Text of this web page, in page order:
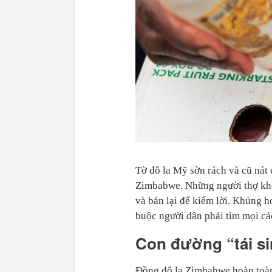
Tờ đô la Mỹ sờn rách và cũ nát
Zimbabwe. Những người thợ
và bán lại để kiếm lời. Khủng
buộc người dân phải tìm mọi
Con đường “tái